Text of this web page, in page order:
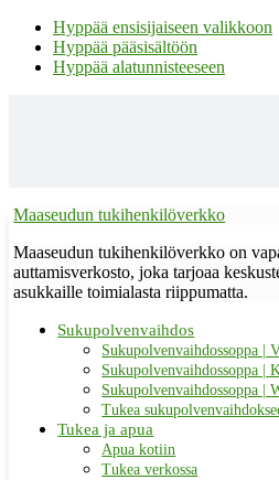
Hyppää ensisijaiseen valikkoon
Hyppää pääsisältöön
Hyppää alatunnisteeseen
Maaseudun tukihenkilöverkko
Maaseudun tukihenkilöverkko on
auttamisverkosto, joka tarjoaa
asukkaille toimialasta riippumatta.
Sukupolvenvaihdos
Sukupolvenvaihdossoppa |
Sukupolvenvaihdossoppa |
Sukupolvenvaihdossoppa |
Tukea
Tukea ja apua
Apua kotiin
Tukea verkossa